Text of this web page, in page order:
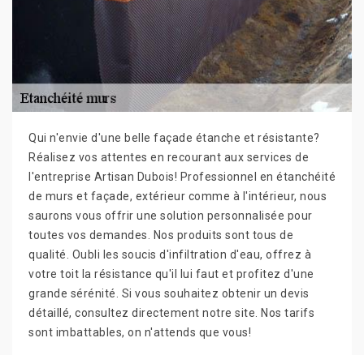
Qui n'envie d'une belle façade étanche et résistante?
Réalisez vos attentes en recourant aux services de
l'entreprise Artisan Dubois! Professionnel en étanchéité
de murs et façade, extérieur comme à l'intérieur, nous
saurons vous offrir une solution personnalisée pour
toutes vos demandes. Nos produits sont tous de
qualité. Oubli les soucis d'infiltration d'eau, offrez à
votre toit la résistance qu'il lui faut et profitez d'une
grande sérénité. Si vous souhaitez obtenir un devis
détaillé, consultez directement notre site. Nos tarifs
sont imbattables, on n'attends que vous!